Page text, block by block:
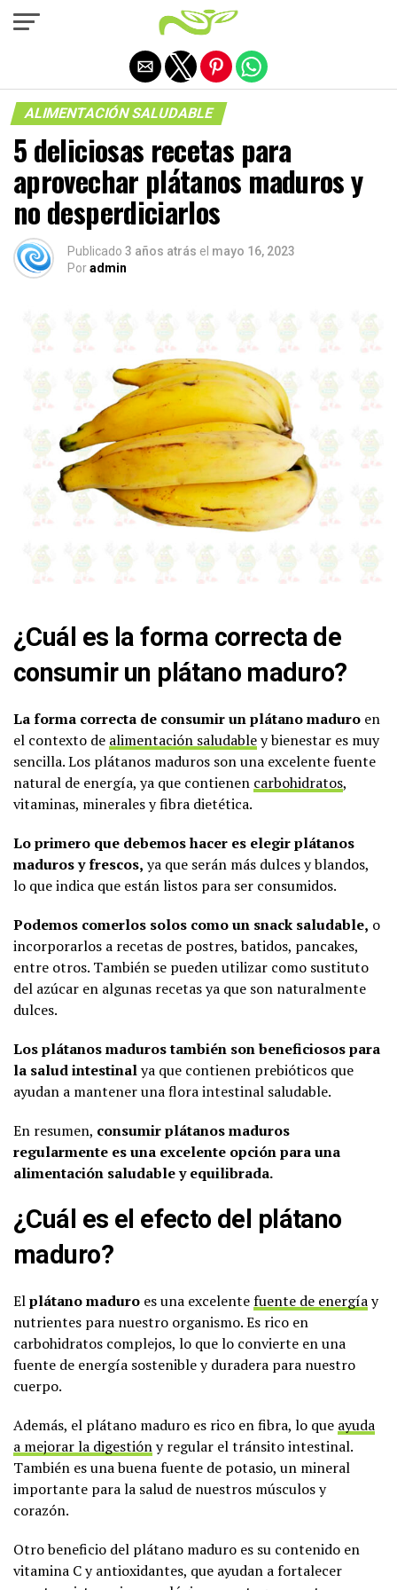
ALIMENTACIÓN SALUDABLE
5 deliciosas recetas para
aprovechar plátanos maduros y
no desperdiciarlos
Publicado 3 años atrás el mayo 16, 2023
Poradmin
¿Cuál es la forma correcta de
consumir un plátano maduro?
La forma correcta de consumir un plátano maduro en
el contexto de alimentación saludabley bienestar es muy
sencilla. Los plátanos maduros son una excelente fuente
natural de energía, ya que contienen carbohidratos,
vitaminas, minerales y fibra dietética.
Lo primero que debemos hacer es elegir plátanos
maduros y frescos, ya que serán más dulces y blandos,
lo que indica que están listos para ser consumidos.
Podemos comerlos solos como un snack saludable, o
incorporarlos a recetas de postres, batidos, pancakes,
entre otros. También se pueden utilizar como sustituto
del azúcar en algunas recetas ya que son naturalmente
dulces.
Los plátanos maduros también son beneficiosos para
la salud intestinalya que contienen prebióticos que
ayudan a mantener una flora intestinal saludable.
En resumen, consumir plátanos maduros
regularmente es una excelente opción para una
alimentación saludable y equilibrada.
¿Cuál es el efecto del plátano
maduro?
Elplátano maduro es una excelentefuente de energíay
nutrientes para nuestro organismo. Es rico en
carbohidratos complejos, lo que lo convierte en una
fuente de energía sostenible y duradera para nuestro
cuerpo.
Además, el plátano maduro es rico en fibra, lo que ayuda
a mejorar la digestióny regular el tránsito intestinal.
También es una buena fuente de potasio, un mineral
importante para la salud de nuestros músculos y
corazón.
Otro beneficio del plátano maduro es su contenido en
vitamina C y antioxidantes, que ayudan a fortalecer
Salir de la versión móvil